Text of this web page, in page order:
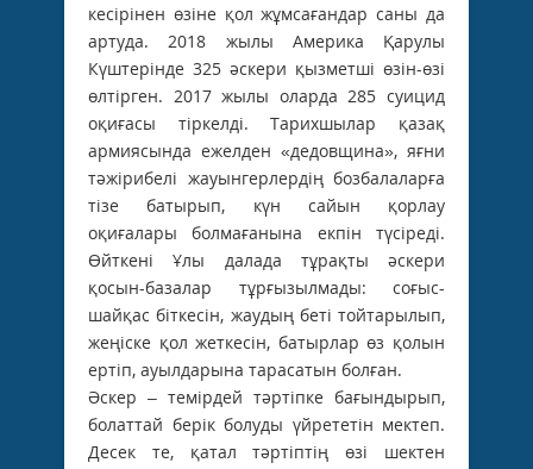
кесірінен өзіне қол жұмсағандар саны да
артуда. 2018 жылы Америка Қарулы
Күштерінде 325 әскери қызметші өзін-өзі
өлтірген. 2017 жылы оларда 285 суицид
оқиғасы тіркелді. Тарихшылар қазақ
армиясында ежелден «дедовщина», яғни
тәжірибелі жауынгерлердің бозбалаларға
тізе батырып, күн сайын қорлау
оқиғалары болмағанына екпін түсіреді.
Өйткені Ұлы далада тұрақты әскери
қосын-базалар тұрғызылмады: соғыс-
шайқас біткесін, жаудың беті тойтарылып,
жеңіске қол жеткесін, батырлар өз қолын
ертіп, ауылдарына тарасатын болған.
Әскер – темірдей тәртіпке бағындырып,
болаттай берік болуды үйрететін мектеп.
Десек те, қатал тәртіптің өзі шектен